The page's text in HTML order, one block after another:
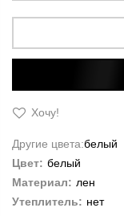
Хочу!
Другие цвета:белый
Цвет: белый
Материал: лен
Утеплитель: нет